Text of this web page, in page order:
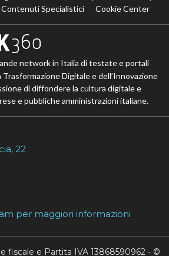
Specialistici
Cookie Center
network in Italia di testate e portali
Digitale e dell’Innovazione
di diffondere la cultura digitale e
e pubbliche amministrazioni italiane.
22
per maggiori informazioni
fiscale e Partita IVA 13868590962 - ©